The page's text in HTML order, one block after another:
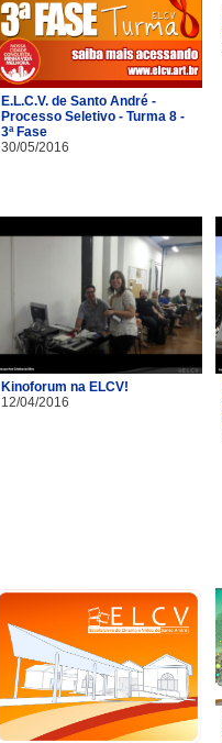
E.L.C.V. de Santo André -
Processo Seletivo - Turma 8 -
3ª Fase
30/05/2016
Kinoforum na ELCV!
12/04/2016